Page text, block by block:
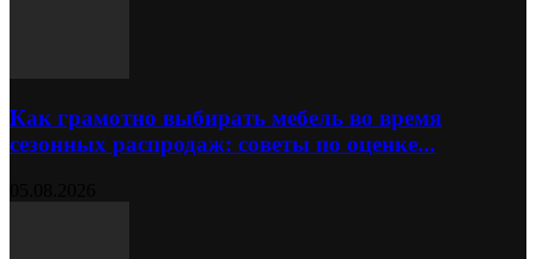
Как грамотно выбирать мебель во время
сезонных распродаж: советы по оценке...